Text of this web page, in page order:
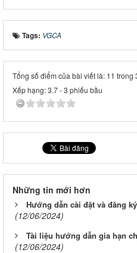
Tags: VGCA
Tổng số điểm của bài viết là: 11 trong
Xếp hạng:3.7-3 phiếu bầu
Những tin mới hơn
Hướng dẫn cài đặt và đăng
(12/06/2024)
Tài liệu hướng dẫn gia hạn
(12/06/2024)